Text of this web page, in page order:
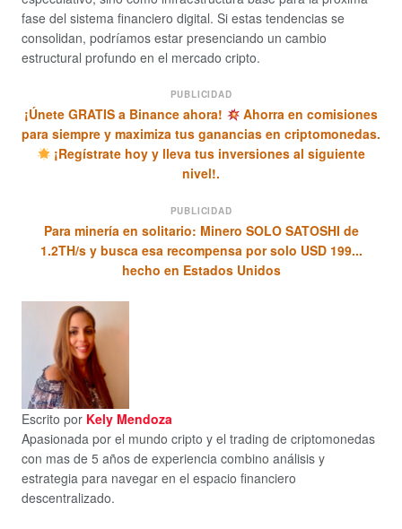
fase del sistema financiero digital. Si estas tendencias se
consolidan, podríamos estar presenciando un cambio
estructural profundo en el mercado cripto.
PUBLICIDAD
¡Únete GRATIS a Binance ahora!
Ahorra en comisiones
para siempre y maximiza tus ganancias en criptomonedas.
¡Regístrate hoy y lleva tus inversiones al siguiente
nivel!.
PUBLICIDAD
Para minería en solitario: Minero SOLO SATOSHI de
1.2TH/s y busca esa recompensa por solo USD 199...
hecho en Estados Unidos
Escrito por Kely Mendoza
Apasionada por el mundo cripto y el trading de criptomonedas
con mas de 5 años de experiencia combino análisis y
estrategia para navegar en el espacio financiero
descentralizado.